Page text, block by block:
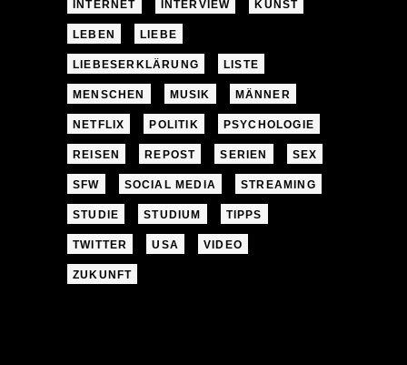
INTERNET INTERVIEW KUNST
LEBEN LIEBE
LIEBESERKLÄRUNG LISTE
MENSCHEN MUSIK MÄNNER
NETFLIX POLITIK PSYCHOLOGIE
REISEN REPOST SERIEN SEX
SFW SOCIAL MEDIA STREAMING
STUDIE STUDIUM TIPPS
TWITTER USA VIDEO
ZUKUNFT